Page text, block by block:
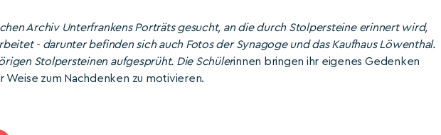
Archiv Unterfrankens Porträts gesucht, an die durch Stolpersteine erinnert wird,
- darunter befinden sich auch Fotos der Synagoge und das Kaufhaus Löwenthal.
Stolpersteinen aufgesprüht. Die Schülerinnen bringen ihr eigenes Gedenken
Weise zum Nachdenken zu motivieren.